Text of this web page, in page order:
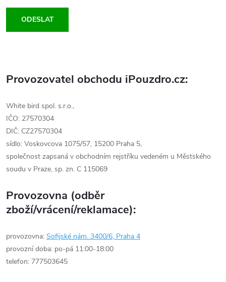
ODESLAT
Provozovatel obchodu iPouzdro.cz:
White bird spol. s.r.o.,
IČO: 27570304
DIČ: CZ27570304
sídlo: Voskovcova 1075/57, 15200 Praha 5,
společnost zapsaná v obchodním rejstříku vedeném u Městského
soudu v Praze, sp. zn. C 115069
Provozovna (odběr
zboží/vrácení/reklamace):
provozovna: Sofijské nám. 3400/6, Praha 4
provozní doba: po-pá 11:00-18:00
telefon: 777503645